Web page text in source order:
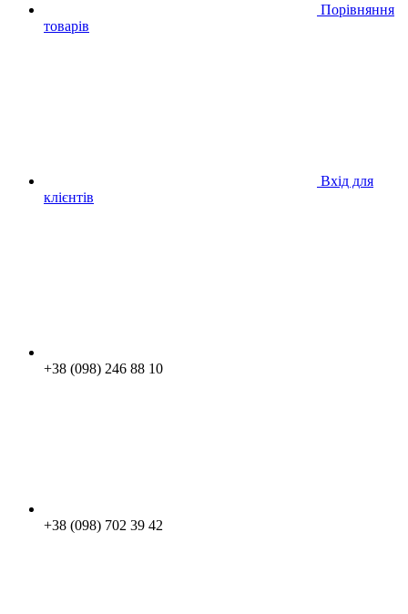
Порівняння
товарів
Вхід для
клієнтів
+38 (098) 246 88 10
+38 (098) 702 39 42